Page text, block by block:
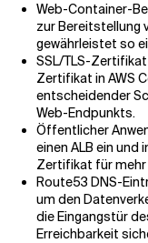
Web-Container-
zur Bereitstellung
gewährleistet so
SSL/TLS-
Zertifikat in AWS
entscheidender
Web-Endpunkts.
Öffentlicher
einen ALB ein und
Zertifikat für mehr
Route53 DNS-
um den
die Eingangstür
Erreichbarkeit